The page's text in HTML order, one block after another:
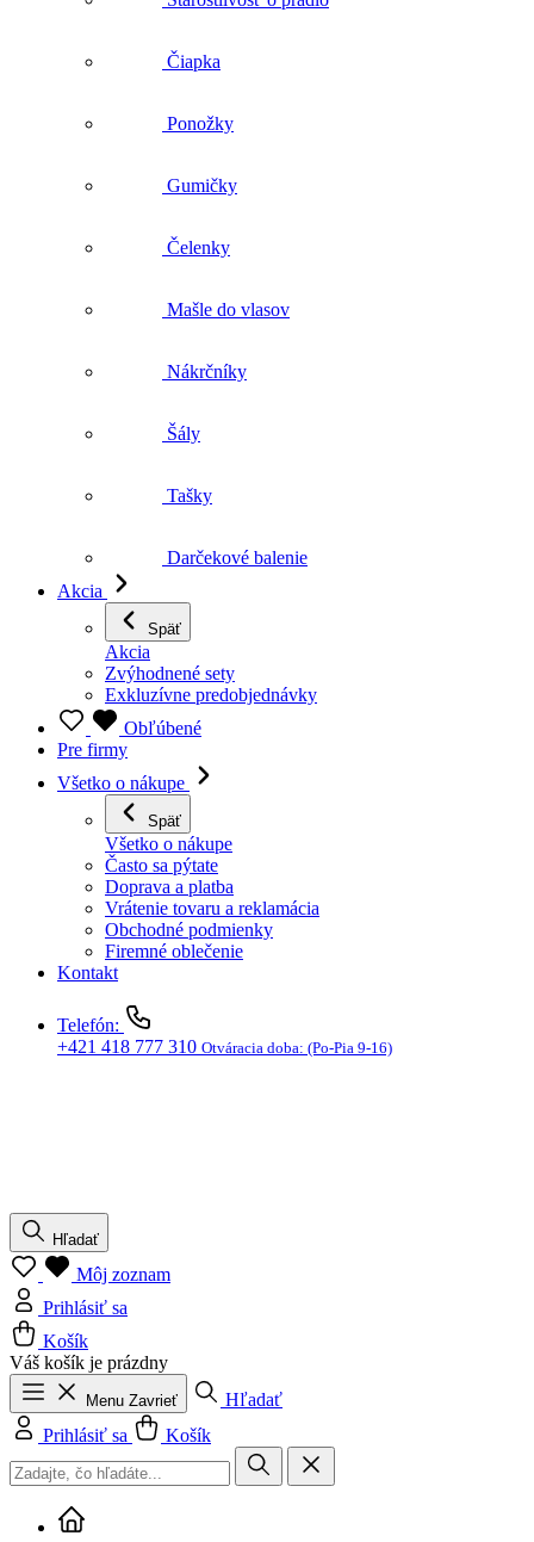
Ponožky
Gumičky
Čelenky
Mašle do vlasov
Nákrčníky
Šály
Tašky
Darčekové balenie
Zvýhodnené sety
Exkluzívne predobjednávky
Obľúbené
Pre firmy
Všetko o nákupe
Všetko o nákupe
Často sa pýtate
Doprava a platba
Vrátenie tovaru a reklamácia
Obchodné podmienky
Firemné oblečenie
Kontakt
Telefón:
+421 418 777 310 Otváracia doba:
Košík
Váš košík je prázdny
Dobrý otec(aktuálna stránka)
Dobrý otec